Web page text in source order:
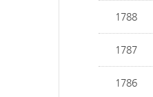
1788
1787
1786